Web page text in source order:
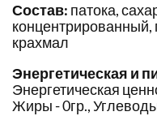
Состав: патока,
крахмал
Энергетическая и
Энергетическая
Жиры - 0гр.,